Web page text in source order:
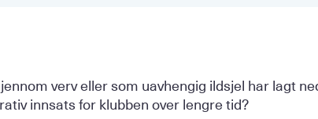
verv eller som uavhengig ildsjel har lagt
innsats for klubben over lengre tid?